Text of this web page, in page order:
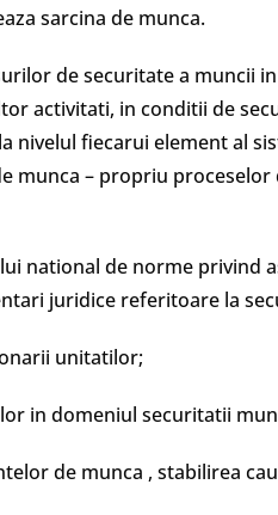
sarcina de munca.
de securitate a muncii
activitati, in conditii de
nivelul fiecarui element al
munca – propriu
national de norme privind
juridice referitoare la
unitatilor;
in domeniul securitatii
de munca , stabilirea